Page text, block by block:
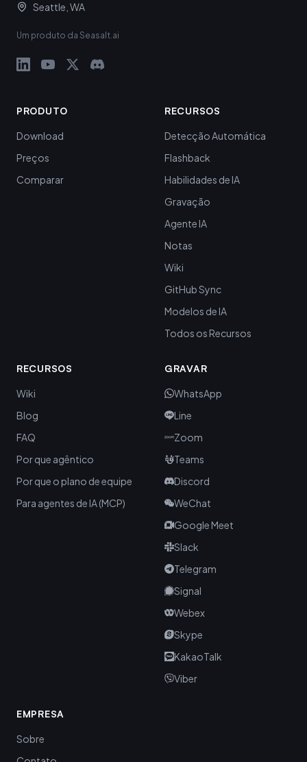
Seattle, WA
Um produto da Seasalt.ai
PRODUTO
Download
Preços
Comparar
RECURSOS
Detecção Automática
Flashback
Habilidades de IA
Gravação
Agente IA
Notas
Wiki
GitHub Sync
Modelos de IA
Todos os Recursos
RECURSOS
Wiki
Blog
FAQ
Por que agêntico
Por que o plano de equipe
Para agentes de IA (MCP)
GRAVAR
WhatsApp
Line
Zoom
Teams
Discord
WeChat
Google Meet
Slack
Telegram
Signal
Webex
Skype
KakaoTalk
Viber
EMPRESA
Sobre